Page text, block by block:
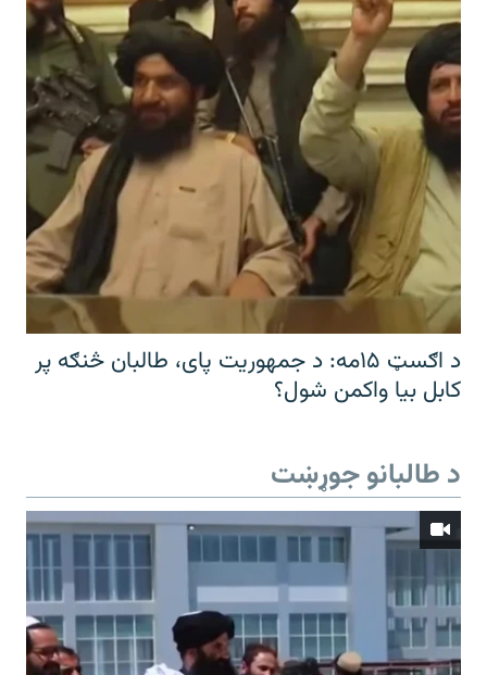
د اګسټ ۱۵مه: د جمهوریت پای، طالبان څنګه پر
کابل بیا واکمن شول؟
د طالبانو جوړښت